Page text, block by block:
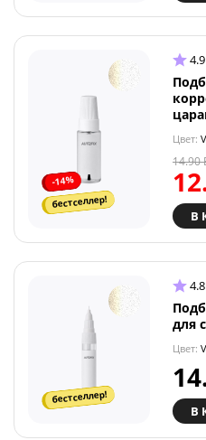
-14%
бестселлер!
4.9
Цвет:
14.90
В
бестселлер!
4.8
для
Цвет:
В